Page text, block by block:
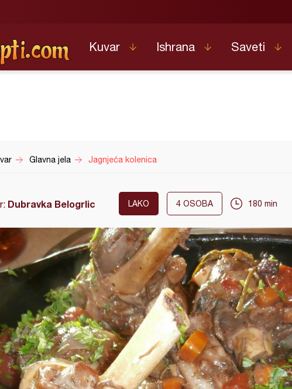
Kuvar Ishrana Saveti
Glavna jela Jagnjeća kolenica
Dubravka Belogrlic LAKO 4 OSOBA 180 min